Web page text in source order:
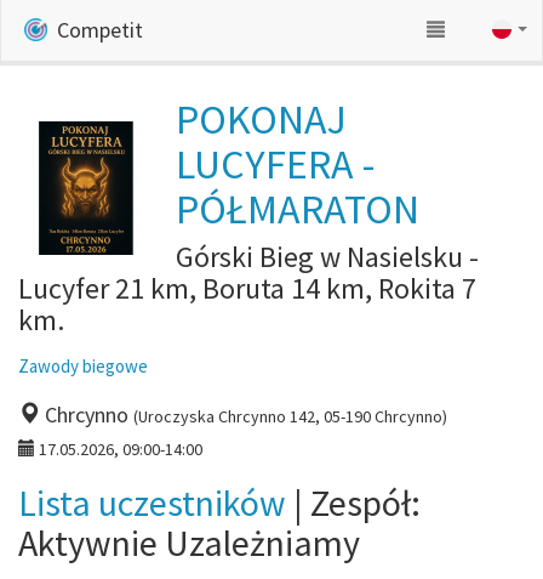
Competit
POKONAJ
LUCYFERA -
PÓŁMARATON
Górski Bieg w Nasielsku -
Lucyfer 21 km, Boruta 14 km, Rokita 7
km.
Zawody biegowe
Chrcynno (Uroczyska Chrcynno 142, 05-190 Chrcynno)
17.05.2026, 09:00-14:00
Lista uczestników | Zespół:
Aktywnie Uzależniamy